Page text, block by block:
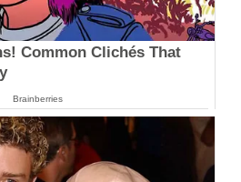
Common Clichés That
Brainberries